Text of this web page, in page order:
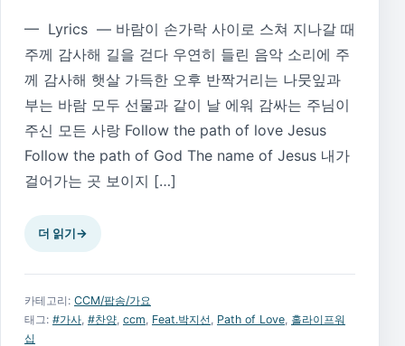
— Lyrics — 바람이 손가락 사이로 스쳐 지나갈 때
주께 감사해 길을 걷다 우연히 들린 음악 소리에 주
께 감사해 햇살 가득한 오후 반짝거리는 나뭇잎과
부는 바람 모두 선물과 같이 날 에워 감싸는 주님이
주신 모든 사랑 Follow the path of love Jesus
Follow the path of God The name of Jesus 내가
걸어가는 곳 보이지 […]
더 읽기→
카테고리: CCM/팝송/가요
태그: #가사, #찬양, ccm, Feat.박지선, Path of Love, 홀라이프워
십